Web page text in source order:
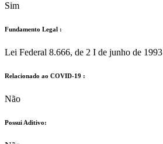
Sim
Fundamento Legal :​
Lei Federal 8.666, de 2 I de junho de 1993
Relacionado ao COVID-19 :​
Não
Possui Aditivo:​